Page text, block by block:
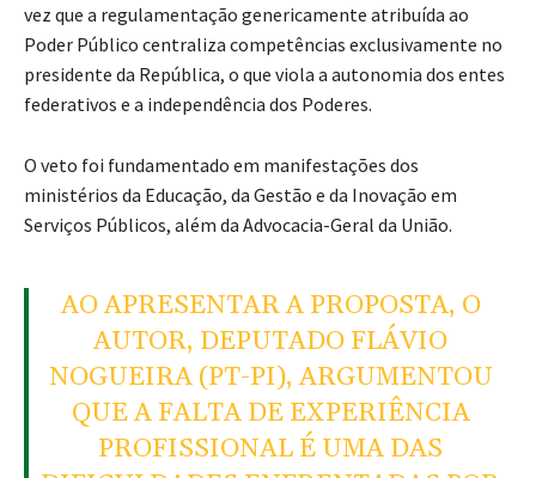
vez que a regulamentação genericamente atribuída ao
Poder Público centraliza competências exclusivamente no
presidente da República, o que viola a autonomia dos entes
federativos e a independência dos Poderes.
O veto foi fundamentado em manifestações dos
ministérios da Educação, da Gestão e da Inovação em
Serviços Públicos, além da Advocacia-Geral da União.
AO APRESENTAR A PROPOSTA, O
AUTOR, DEPUTADO FLÁVIO
NOGUEIRA (PT-PI), ARGUMENTOU
QUE A FALTA DE EXPERIÊNCIA
PROFISSIONAL É UMA DAS